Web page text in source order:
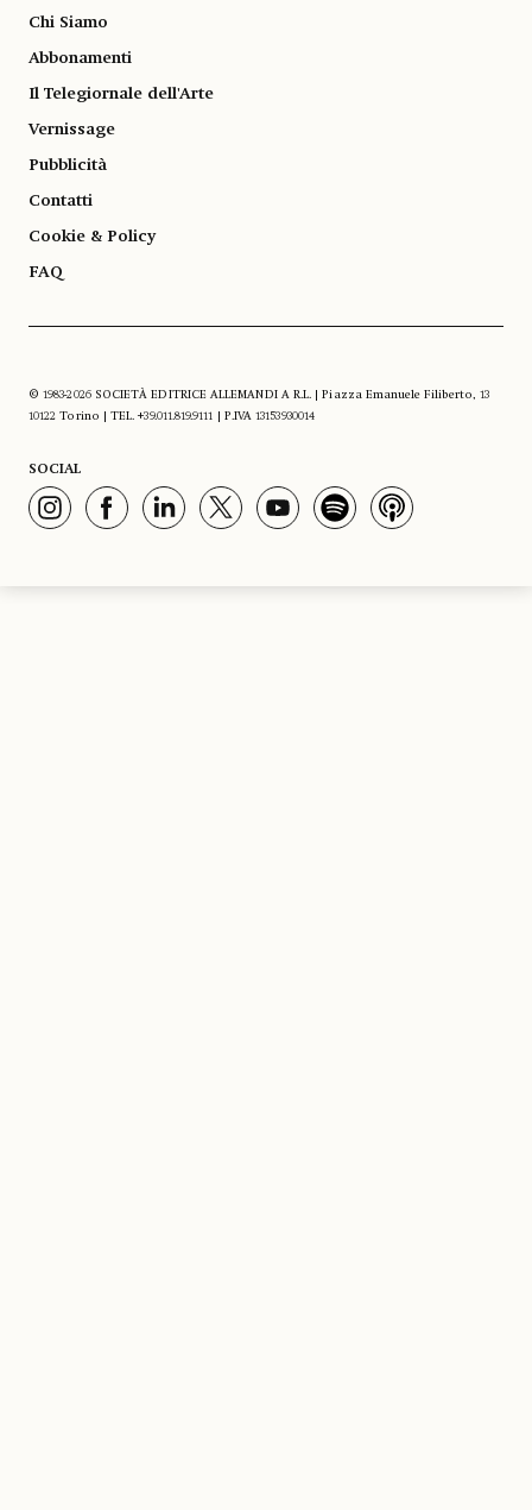
Chi Siamo
Abbonamenti
Il Telegiornale dell'Arte
Vernissage
Pubblicità
Contatti
Cookie & Policy
FAQ
© 1983-2026 SOCIETÀ EDITRICE ALLEMANDI A R.L. | Piazza Emanuele Filiberto, 13
10122 Torino | TEL. +39.011.819.9111 | P.IVA 13153930014
SOCIAL